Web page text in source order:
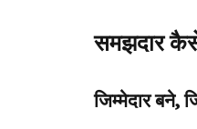
समझदार
जिम्मेदार बने,